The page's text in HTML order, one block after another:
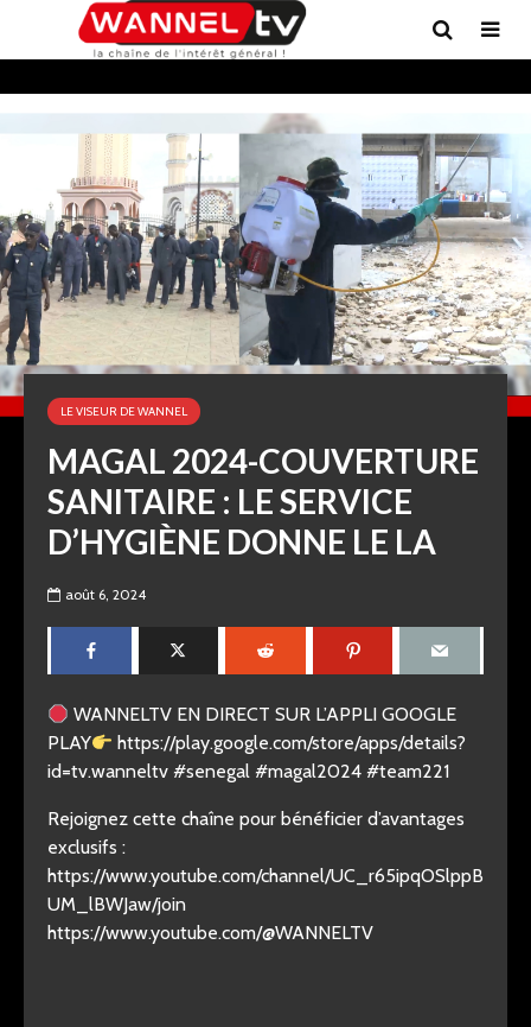
LE VISEUR DE WANNEL
MAGAL 2024-COUVERTURE
SANITAIRE : LE SERVICE
D’HYGIÈNE DONNE LE LA
août 6, 2024
WANNELTV EN DIRECT SUR L’APPLI GOOGLE
PLAY
https://play.google.com/store/apps/details?
id=tv.wanneltv #senegal #magal2024 #team221
Rejoignez cette chaîne pour bénéficier d’avantages
exclusifs :
https://www.youtube.com/channel/UC_r65ipqOSlppB
UM_lBWJaw/join
https://www.youtube.com/@WANNELTV